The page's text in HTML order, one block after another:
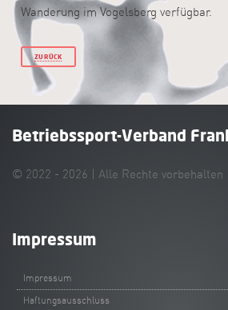
Wanderung im Vogelsberg verfügbar.
ZURÜCK
Betriebssport-Verband
© 2022 - 2026 | Alle Rechte vorbehalten
Impressum
Impressum
Haftungsausschluss